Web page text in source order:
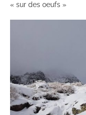
« sur des oeufs »